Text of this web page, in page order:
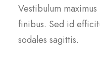
Vestibulum maximus
finibus. Sed id
sodales sagittis.